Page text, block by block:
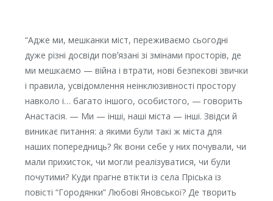
“Адже ми, мешканки міст, переживаємо сьогодні
дуже різні досвіди повʼязані зі змінами просторів, де
ми мешкаємо — війна і втрати, нові безпекові звички
і правила, усвідомлення неінклюзивності простору
навколо і… багато іншого, особистого, — говорить
Анастасія. — Ми — інші, наші міста — інші. Звідси й
виникає питання: а якими були такі ж міста для
наших попередниць? Як вони себе у них почували, чи
мали прихисток, чи могли реалізуватися, чи були
почутими? Куди прагне втікти із села Пріська із
повісті “Городянки” Любові Яновської? Де творить